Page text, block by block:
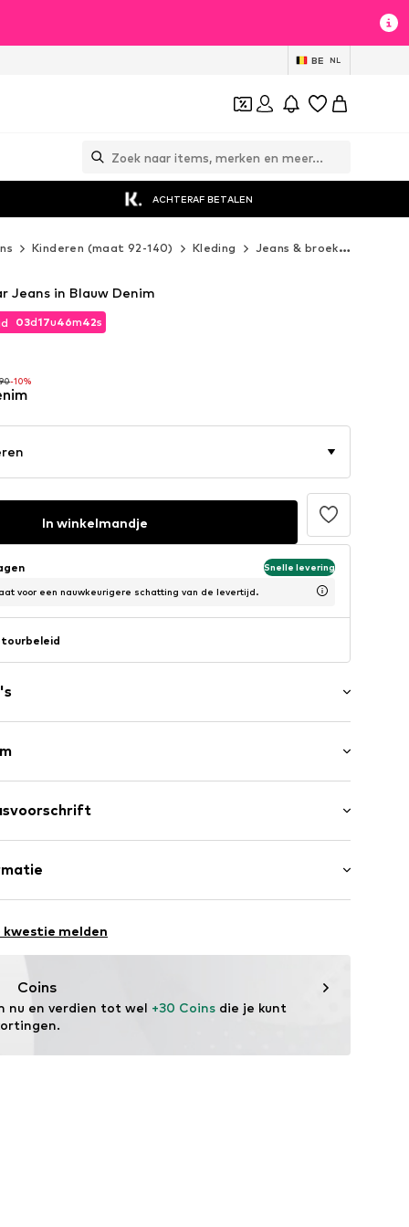
BE NL
ACHTERAF BETALEN
Kinderen (maat 92-140) Kleding Jeans & broeken
03d17u46m40s
-10%
03d17u46m40s
-10%
Jeans in Blauw Denim
In winkelmandje
Snelle levering
voor een nauwkeurigere schatting van de levertijd.
1% Elastaan, 25% Polyester - PES
kwestie melden
Coins
nu en verdien tot wel +30 Coins die je kunt